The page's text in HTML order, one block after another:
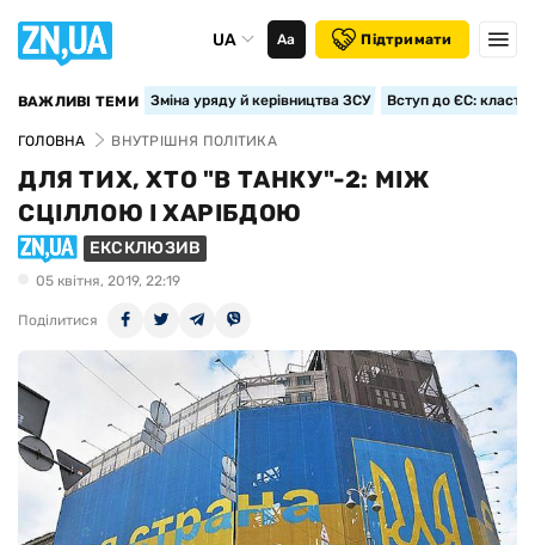
UA Аа Підтримати
ВАЖЛИВІ ТЕМИ Зміна уряду й керівництва ЗСУ Вступ до ЄС:
ГОЛОВНА ВНУТРІШНЯ ПОЛІТИКА
ДЛЯ ТИХ, ХТО "В ТАНКУ"-2: МІЖ
СЦІЛЛОЮ І ХАРІБДОЮ
ЕКСКЛЮЗИВ
05 квiтня, 2019, 22:19
Поділитися